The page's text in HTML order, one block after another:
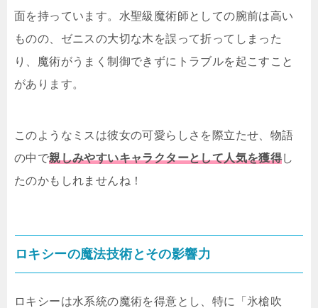
面を持っています。水聖級魔術師としての腕前は高い
ものの、ゼニスの大切な木を誤って折ってしまった
り、魔術がうまく制御できずにトラブルを起こすこと
があります。
このようなミスは彼女の可愛らしさを際立たせ、物語
の中で親しみやすいキャラクターとして人気を獲得し
たのかもしれませんね！
ロキシーの魔法技術とその影響力
ロキシーは水系統の魔術を得意とし、特に「氷槍吹